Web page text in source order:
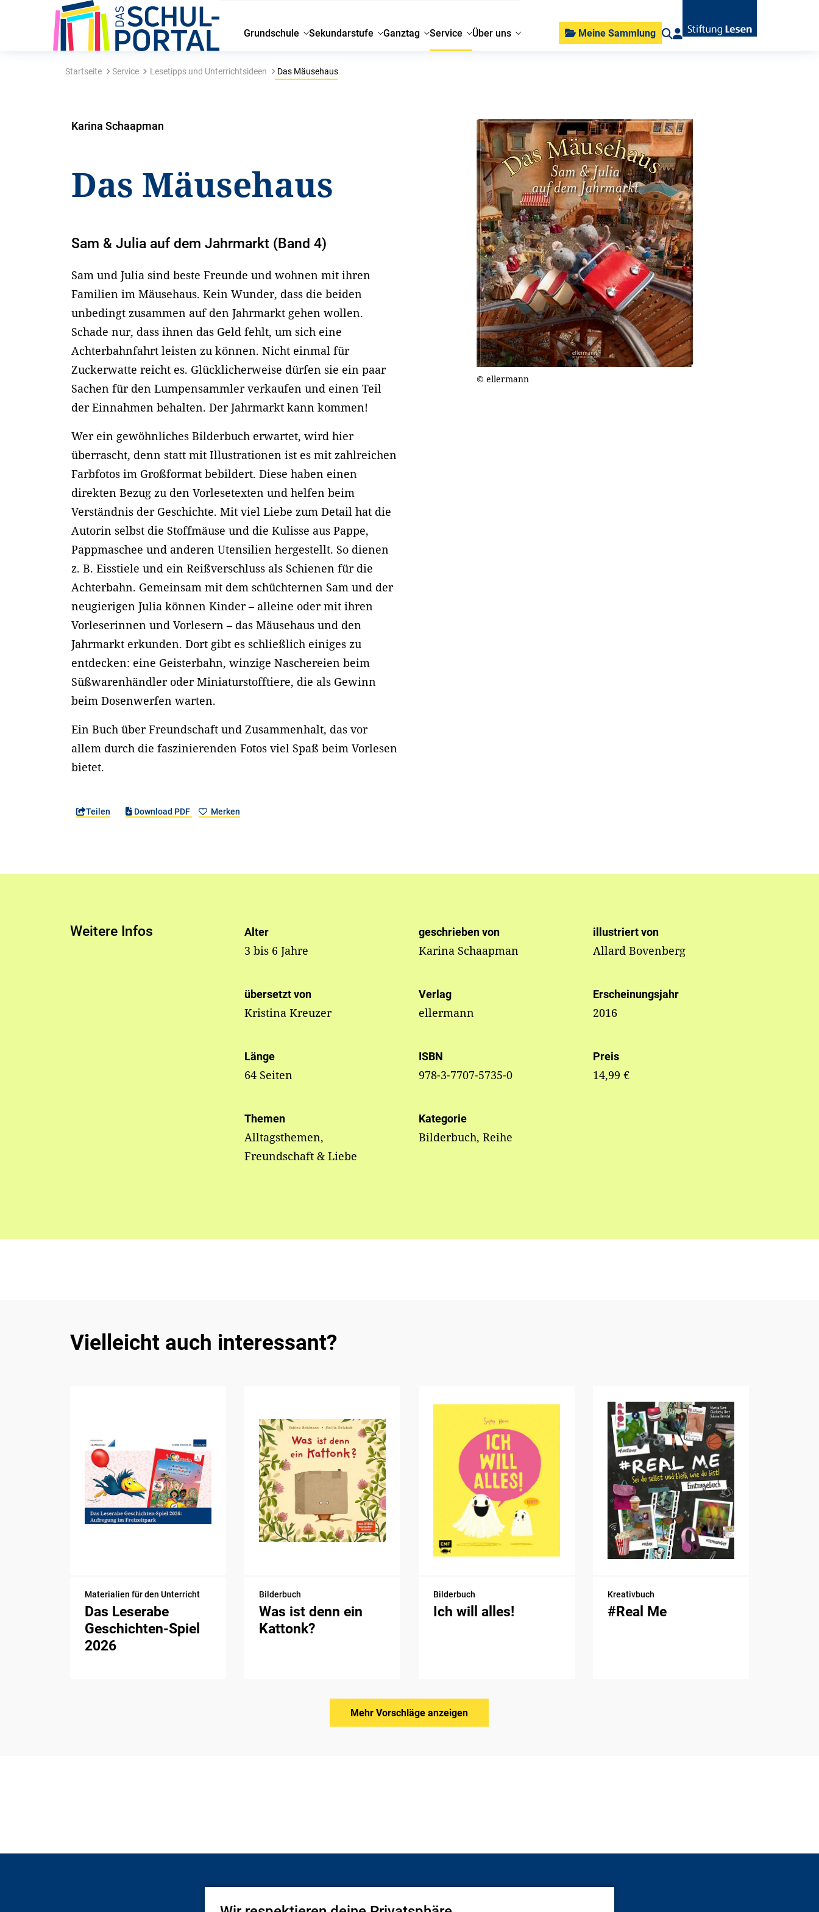
Grundschule Sekundarstufe Ganztag Service Über uns Meine Sammlung
Startseite Service Lesetipps und Unterrichtsideen Das Mäusehaus
Karina Schaapman
Das Mäusehaus
Sam & Julia auf dem Jahrmarkt (Band 4)
Sam und Julia sind beste Freunde und wohnen mit ihren
Familien im Mäusehaus. Kein Wunder, dass die beiden
unbedingt zusammen auf den Jahrmarkt gehen wollen.
Schade nur, dass ihnen das Geld fehlt, um sich eine
Achterbahnfahrt leisten zu können. Nicht einmal für
Zuckerwatte reicht es. Glücklicherweise dürfen sie ein paar
Sachen für den Lumpensammler verkaufen und einen Teil
der Einnahmen behalten. Der Jahrmarkt kann kommen!
Wer ein gewöhnliches Bilderbuch erwartet, wird hier
überrascht, denn statt mit Illustrationen ist es mit zahlreichen
Farbfotos im Großformat bebildert. Diese haben einen
direkten Bezug zu den Vorlesetexten und helfen beim
Verständnis der Geschichte. Mit viel Liebe zum Detail hat die
Autorin selbst die Stoffmäuse und die Kulisse aus Pappe,
Pappmaschee und anderen Utensilien hergestellt. So dienen
z. B. Eisstiele und ein Reißverschluss als Schienen für die
Achterbahn. Gemeinsam mit dem schüchternen Sam und der
neugierigen Julia können Kinder – alleine oder mit ihren
Vorleserinnen und Vorlesern – das Mäusehaus und den
Jahrmarkt erkunden. Dort gibt es schließlich einiges zu
entdecken: eine Geisterbahn, winzige Naschereien beim
Süßwarenhändler oder Miniaturstofftiere, die als Gewinn
beim Dosenwerfen warten.
Ein Buch über Freundschaft und Zusammenhalt, das vor
allem durch die faszinierenden Fotos viel Spaß beim Vorlesen
bietet.
Teilen Download PDF Merken
© ellermann
Weitere Infos Alter
3 bis 6 Jahre
geschrieben von
Karina Schaapman
illustriert von
Allard Bovenberg
übersetzt von
Kristina Kreuzer
Verlag
ellermann
Erscheinungsjahr
2016
Länge
64 Seiten
ISBN
978-3-7707-5735-0
Preis
14,99 €
Themen
Alltagsthemen,
Freundschaft & Liebe
Kategorie
Bilderbuch, Reihe
Vielleicht auch interessant?
Materialien für den Unterricht
Das Leserabe
Geschichten-Spiel
2026
Bilderbuch
Was ist denn ein
Kattonk?
Bilderbuch
Ich will alles!
Kreativbuch
#Real Me
Mehr Vorschläge anzeigen